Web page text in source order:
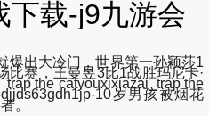
下载-j9九游会
出大冷门，世界第一孙颖莎1
比赛，王曼昱3比1战胜玛尼卡·
the catyouxixiazai_trap the
10岁男孩被烟花
。